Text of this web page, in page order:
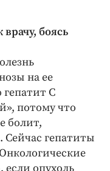
боясь
на ее
гепатит С
потому что
болит,
Сейчас гепатиты